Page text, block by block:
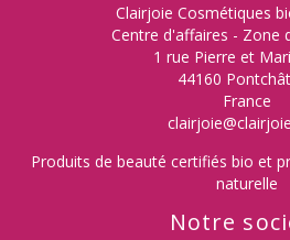
Clairjoie Cosmétiques
Centre d'affaires - Zone
1 rue Pierre et
44160
France
Produits de beauté certifiés bio et
naturelle
Notre